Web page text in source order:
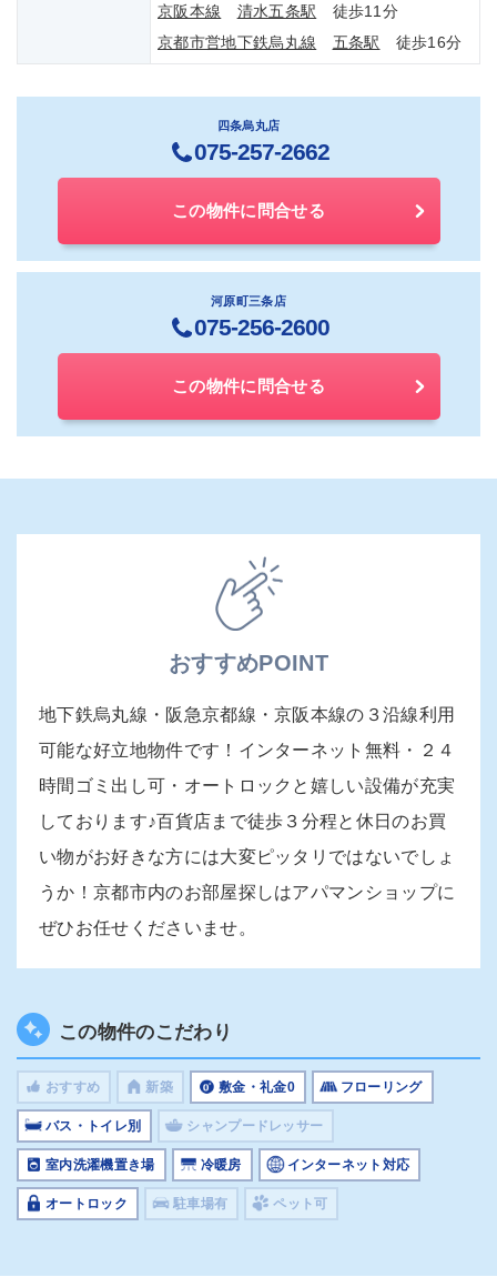
京阪本線
清水五条駅 徒歩11分
京都市営地下鉄烏丸線
五条駅 徒歩16分
四条烏丸店
075-257-2662
この物件に問合せる
河原町三条店
075-256-2600
この物件に問合せる
おすすめPOINT
地下鉄烏丸線・阪急京都線・京阪本線の３沿線利用
可能な好立地物件です！インターネット無料・２４
時間ゴミ出し可・オートロックと嬉しい設備が充実
しております♪百貨店まで徒歩３分程と休日のお買
い物がお好きな方には大変ピッタリではないでしょ
うか！京都市内のお部屋探しはアパマンショップに
ぜひお任せくださいませ。
この物件のこだわり
おすすめ 新築 敷金・礼金0 フローリング
バス・トイレ別 シャンプードレッサー
室内洗濯機置き場 冷暖房 インターネット対応
オートロック 駐車場有 ペット可